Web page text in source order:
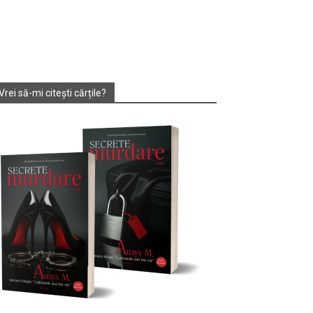
să-mi citești cărțile?